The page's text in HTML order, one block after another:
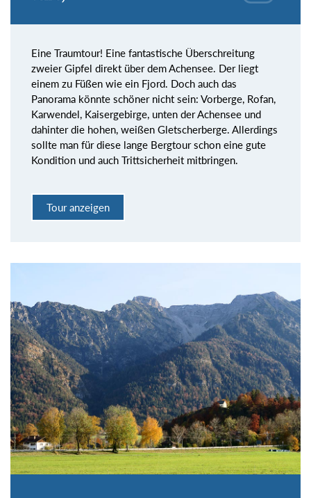
Eine Traumtour! Eine fantastische Überschreitung
zweier Gipfel direkt über dem Achensee. Der liegt
einem zu Füßen wie ein Fjord. Doch auch das
Panorama könnte schöner nicht sein: Vorberge, Rofan,
Karwendel, Kaisergebirge, unten der Achensee und
dahinter die hohen, weißen Gletscherberge. Allerdings
sollte man für diese lange Bergtour schon eine gute
Kondition und auch Trittsicherheit mitbringen.
Tour anzeigen